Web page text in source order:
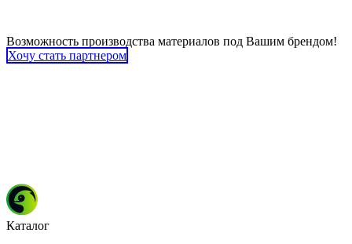
Возможность производства материалов под Вашим брендом!
Хочу стать партнером
Каталог